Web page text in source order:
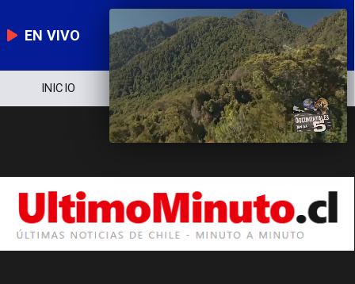
EN VIVO
INICIO NOTICIERO POLÍTICA